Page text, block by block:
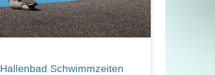
Hallenbad Schwimmzeiten